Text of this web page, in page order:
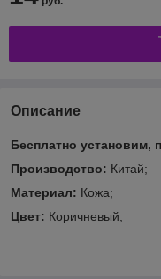
Описание
Бесплатно установим,
Производство: Китай;
Материал: Кожа;
Цвет: Коричневый;